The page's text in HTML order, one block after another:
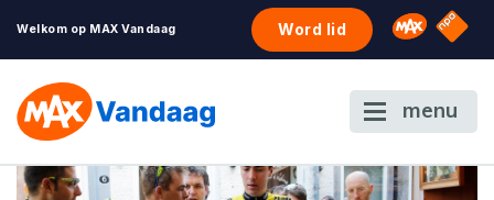
Welkom op MAX Vandaag Word lid Omroep
NPO
menu